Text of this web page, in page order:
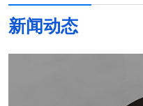
新闻动态